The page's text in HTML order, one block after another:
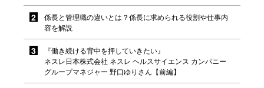
係長と管理職の違いとは？係長に求められる役割や仕事内
容を解説
『働き続ける背中を押していきたい』
ネスレ日本株式会社 ネスレ ヘルスサイエンス カンパニー
グループマネジャー 野口ゆりさん【前編】